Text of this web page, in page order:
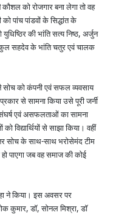
को रोजगार बना लेगा तो वह
पांच पांडवों के सिद्धांत के
की भांति सत्य निष्ठ, अर्जुन
सहदेव के भांति चतुर एवं चालक
सोच को कंपनी एवं सफल व्यवसाय
से सामना किया उसे पूरी जर्नी
संघर्ष एवं असफलताओं का सामना
विद्यार्थियों से साझा किया। वहीं
सोच के साथ-साथ भरोसेमंद टीम
पाएगा जब वह समाज की कोई
ने किया। इस अवसर पर
कुमार, डॉ, सोनल मिश्रा, डॉ